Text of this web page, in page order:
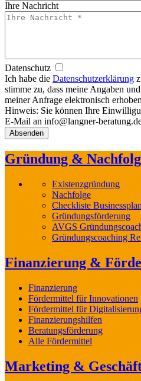
Ihre Nachricht
Datenschutz
Ich habe die Datenschutzerklärung
stimme zu, dass meine Angaben
meiner Anfrage elektronisch
Hinweis: Sie können Ihre
E-Mail an info@langner-
Gründung &
Existenzgründung
Nachfolge
Checkliste Businessplan
Gründungsförderung
AVGS
Gründungscoaching
Finanzierung &
Finanzierung
Fördermittel für Innovationen
Fördermittel für
Finanzierungshilfen
Beratungsförderung
Alle Fördermittel
Marketing &